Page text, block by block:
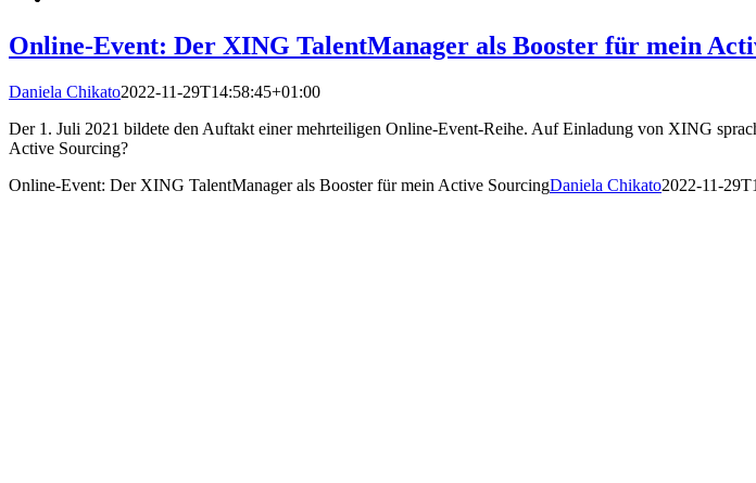
Online-Event: Der XING TalentManager als Booster für mein
Daniela Chikato2022-11-29T14:58:45+01:00
Der 1. Juli 2021 bildete den Auftakt einer mehrteiligen Online-Event-Reihe. Auf Einladung von XING
Active Sourcing?
Online-Event: Der XING TalentManager als Booster für mein Active SourcingDaniela Chikato2022-11-